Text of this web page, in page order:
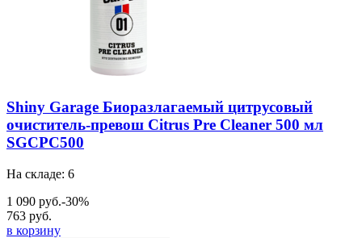
Shiny Garage Биоразлагаемый цитрусовый
очиститель-превош Citrus Pre Cleaner 500 мл
SGCPC500
На складе: 6
1 090 руб.-30%
763 руб.
в корзину